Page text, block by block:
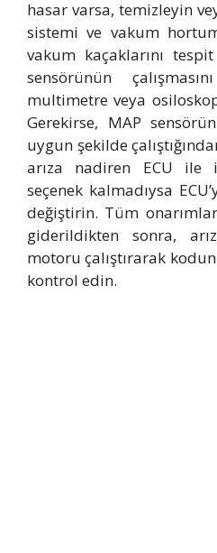
hasar varsa, temizleyin
sistemi ve vakum
vakum kaçaklarını
sensörünün
multimetre veya
Gerekirse, MAP
uygun şekilde
arıza nadiren ECU
seçenek kalmadıysa
değiştirin. Tüm
giderildikten sonra,
motoru çalıştırarak
kontrol edin.